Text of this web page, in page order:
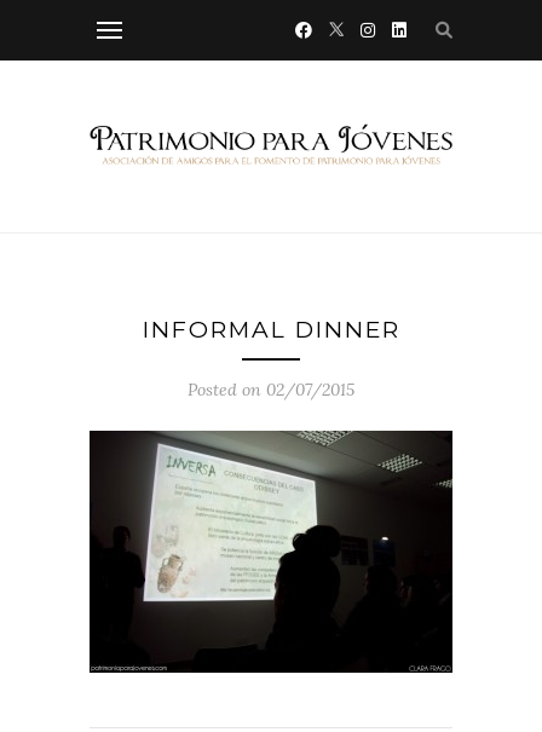
INFORMAL DINNER
Posted on 02/07/2015